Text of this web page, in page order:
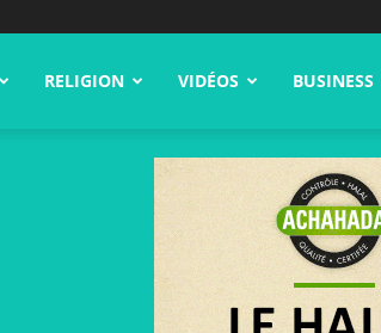
RELIGION VIDÉOS BUSINESS